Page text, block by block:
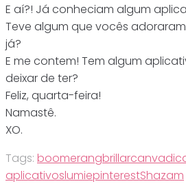
E aí?! Já conheciam algum
Teve algum que vocês
já?
E me contem! Tem algum
deixar de ter?
Feliz, quarta-feira!
Namastê.
XO.
Tags: boomerangbrillarcanva
aplicativoslumiepinterestShazam